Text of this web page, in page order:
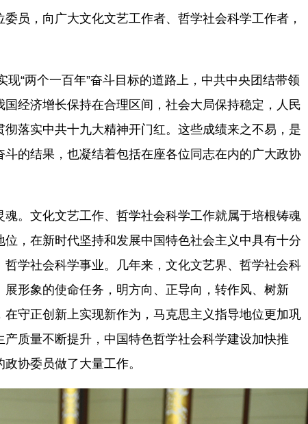
员，向广大文化文艺工作者、哲学社会科学工作者，
两个一百年”奋斗目标的道路上，中共中央团结带领
经济增长保持在合理区间，社会大局保持稳定，人民
落实中共十九大精神开门红。这些成绩来之不易，是
的结果，也凝结着包括在座各位同志在内的广大政协
文化文艺工作、哲学社会科学工作就属于培根铸魂
，在新时代坚持和发展中国特色社会主义中具有十分
学社会科学事业。几年来，文化文艺界、哲学社会科
形象的使命任务，明方向、正导向，转作风、树新
守正创新上实现新作为，马克思主义指导地位更加巩
质量不断提升，中国特色哲学社会科学建设加快推
协委员做了大量工作。